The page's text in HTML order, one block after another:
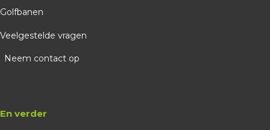
Golfbanen
Veelgestelde vragen
Neem contact op
En verder